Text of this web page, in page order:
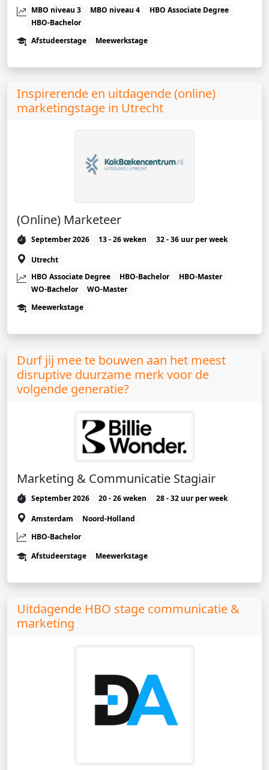
MBO niveau 3
MBO niveau 4
HBO Associate Degree
HBO-Bachelor
Afstudeerstage
Meewerkstage
Inspirerende en uitdagende (online)
marketingstage in Utrecht
(Online) Marketeer
September 2026 13 - 26 weken
32 - 36 uur per week
Utrecht
HBO Associate Degree
HBO-Bachelor
HBO-Master
WO-Bachelor
WO-Master
Meewerkstage
Durf jij mee te bouwen aan het meest
disruptive duurzame merk voor de
volgende generatie?
Marketing & Communicatie Stagiair
September 2026 20 - 26 weken
28 - 32 uur per week
Amsterdam
Noord-Holland
HBO-Bachelor
Afstudeerstage
Meewerkstage
Uitdagende HBO stage communicatie &
marketing